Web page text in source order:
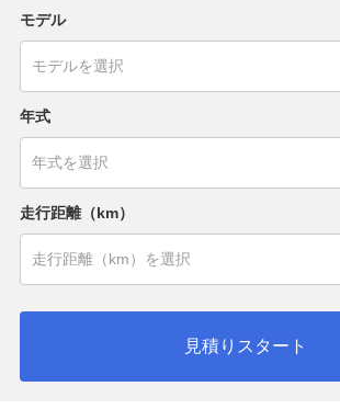
モデル
年式
走行距離（km）
見積りスタート